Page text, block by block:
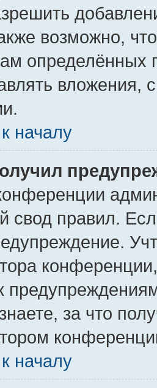
возможно,
определённых
вложения,
началу
свод правил.
за что
началу